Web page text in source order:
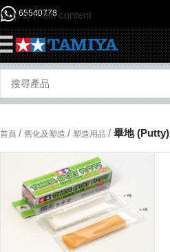
Skip to main content
65540778
首頁 / 舊化及塑造 / 塑造用品 / 畢地 (Putty)